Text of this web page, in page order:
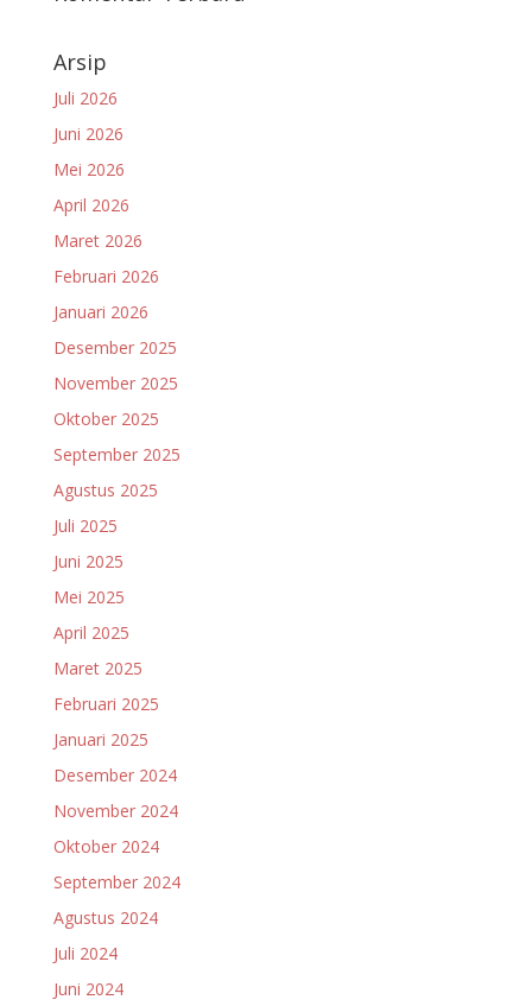
Arsip
Juli 2026
Juni 2026
Mei 2026
April 2026
Maret 2026
Februari 2026
Januari 2026
Desember 2025
November 2025
Oktober 2025
September 2025
Agustus 2025
Juli 2025
Juni 2025
Mei 2025
April 2025
Maret 2025
Februari 2025
Januari 2025
Desember 2024
November 2024
Oktober 2024
September 2024
Agustus 2024
Juli 2024
Juni 2024